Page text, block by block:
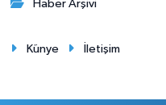
Haber Arşivi
Künye İletişim